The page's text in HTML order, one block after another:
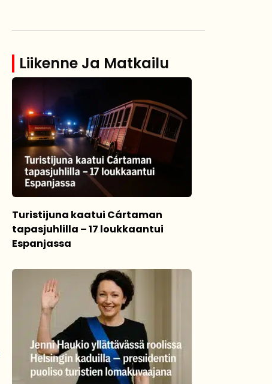
Liikenne Ja Matkailu
Turistijuna kaatui Cártaman
tapasjuhlilla – 17 loukkaantui
Espanjassa